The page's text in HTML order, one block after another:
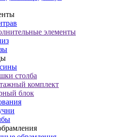
элементы
столба
комплект
блок